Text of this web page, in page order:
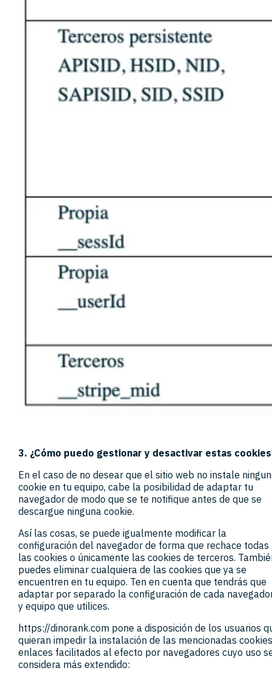
3. ¿Cómo puedo gestionar y desactivar estas
En el caso de no desear que el sitio web no instale
cookie en tu equipo, cabe la posibilidad de adaptar tu
navegador de modo que se te notifique antes de que se
descargue ninguna cookie.
Así las cosas, se puede igualmente modificar la
configuración del navegador de forma que rechace todas
las cookies o únicamente las cookies de terceros.
puedes eliminar cualquiera de las cookies que ya se
encuentren en tu equipo. Ten en cuenta que tendrás que
adaptar por separado la configuración de cada
y equipo que utilices.
https://dinorank.com pone a disposición de los usuarios
quieran impedir la instalación de las mencionadas
enlaces facilitados al efecto por navegadores cuyo uso
considera más extendido: